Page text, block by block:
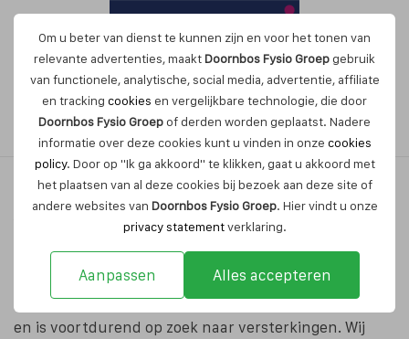
Om u beter van dienst te kunnen zijn en voor het tonen van
relevante advertenties, maaktDoornbos Fysio Groepgebruik
van functionele, analytische, social media, advertentie, affiliate
en tracking cookies en vergelijkbare technologie, die door
Doornbos Fysio Groepof derden worden geplaatst. Nadere
informatie over deze cookies kunt u vinden in onze cookies
policy. Door op "Ik ga akkoord" te klikken, gaat u akkoord met
het plaatsen van al deze cookies bij bezoek aan deze site of
andere websites van Doornbos Fysio Groep. Hier vindt u onze
privacy statementverklaring.
Aanpassen Alles accepteren
Maak nu een afspraak
Vacatures bij Doornbos Fysio
Groep
Doornbos Fysio Groep is een vooruitstrevende praktijk
en is voortdurend op zoek naar versterkingen. Wij